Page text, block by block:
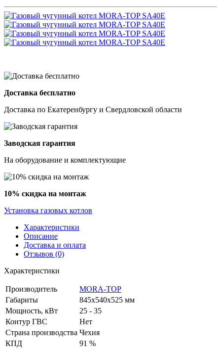
Доставка бесплатно
Доставка по Екатеренбургу и Свердловской области
Заводская гарантия
На оборудование и комплектующие
10% скидка на монтаж
Установка газовых котлов
Характеристики
Описание
Доставка и оплата
Отзывов (0)
Характеристики
Производитель
MORA-TOP
Габариты
845x540x525 мм
Мощность, кВт
25 - 35
Контур ГВС
Нет
Страна производства Чехия
КПД
91 %